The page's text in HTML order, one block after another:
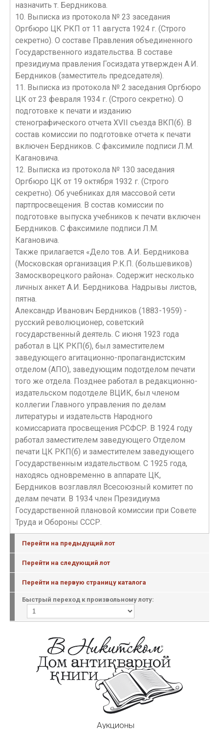
назначить т. Бердникова.
10. Выписка из протокола № 23 заседания
Оргбюро ЦК РКП от 11 августа 1924 г. (Строго
секретно). О составе Правления объединенного
Государственного издательства. В составе
президиума правления Госиздата утвержден А.И.
Бердников (заместитель председателя).
11. Выписка из протокола № 2 заседания Оргбюро
ЦК от 23 февраля 1934 г. (Строго секретно). О
подготовке к печати и изданию
стенографического отчета XVII съезда ВКП(б). В
состав комиссии по подготовке отчета к печати
включен Бердников. С факсимиле подписи Л.М.
Кагановича.
12. Выписка из протокола № 130 заседания
Оргбюро ЦК от 19 октября 1932 г. (Строго
секретно). Об учебниках для массовой сети
партпросвещения. В состав комиссии по
подготовке выпуска учебников к печати включен
Бердников. С факсимиле подписи Л.М.
Кагановича.
Также прилагается «Дело тов. А.И. Бердникова
(Московская организация Р.К.П. (большевиков)
Замоскворецкого района». Содержит несколько
личных анкет А.И. Бердникова. Надрывы листов,
пятна.
Александр Иванович Бердников (1883-1959) -
русский революционер, советский
государственный деятель. С июня 1923 года
работал в ЦК РКП(б), был заместителем
заведующего агитационно-пропагандистским
отделом (АПО), заведующим подотделом печати
того же отдела. Позднее работал в редакционно-
издательском подотделе ВЦИК, был членом
коллегии Главного управления по делам
литературы и издательств Народного
комиссариата просвещения РСФСР. В 1924 году
работал заместителем заведующего Отделом
печати ЦК РКП(б) и заместителем заведующего
Государственным издательством. С 1925 года,
находясь одновременно в аппарате ЦК,
Бердников возглавлял Всесоюзный комитет по
делам печати. В 1934 член Президиума
Государственной плановой комиссии при Совете
Труда и Обороны СССР.
Перейти на предыдущий лот
Перейти на следующий лот
Перейти на первую страницу каталога
Быстрый переход к произвольному лоту:
Аукционы